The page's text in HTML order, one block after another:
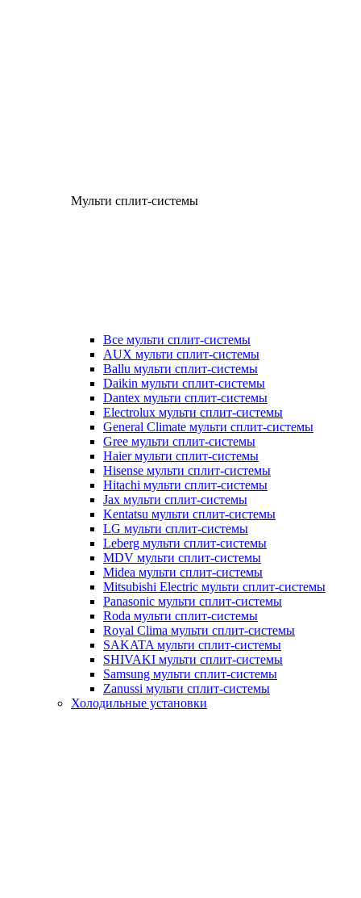
Мульти сплит-системы
Все мульти сплит-системы
AUX мульти сплит-системы
Ballu мульти сплит-системы
Daikin мульти сплит-системы
Dantex мульти сплит-системы
Electrolux мульти сплит-системы
General Climate мульти сплит-системы
Gree мульти сплит-системы
Haier мульти сплит-системы
Hisense мульти сплит-системы
Hitachi мульти сплит-системы
Jax мульти сплит-системы
Kentatsu мульти сплит-системы
LG мульти сплит-системы
Leberg мульти сплит-системы
MDV мульти сплит-системы
Midea мульти сплит-системы
Mitsubishi Electric мульти сплит-системы
Panasonic мульти сплит-системы
Roda мульти сплит-системы
Royal Clima мульти сплит-системы
SAKATA мульти сплит-системы
SHIVAKI мульти сплит-системы
Samsung мульти сплит-системы
Zanussi мульти сплит-системы
Холодильные установки